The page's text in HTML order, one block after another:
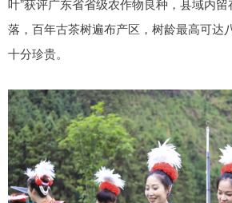
叶”获评广东省省级农作物良种，县域内
落，百年古茶树遍布产区，树龄最高可达
十分珍贵。